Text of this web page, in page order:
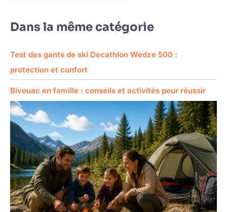
Dans la même catégorie
Test des gants de ski Decathlon Wedze 500 :
protection et confort
Bivouac en famille : conseils et activités pour réussir